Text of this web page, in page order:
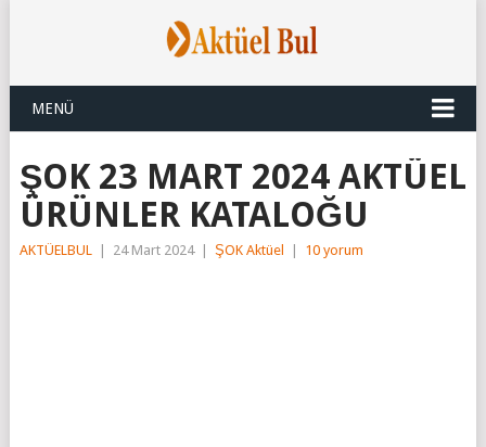
MENÜ
ŞOK 23 MART 2024 AKTÜEL
ÜRÜNLER KATALOĞU
AKTÜELBUL 24 Mart 2024 ŞOK Aktüel 10 yorum